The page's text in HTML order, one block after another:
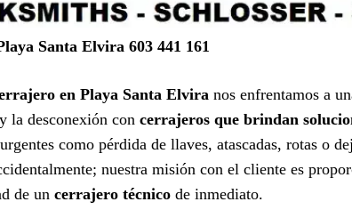
Santa Elvira 603 441 161
en Playa Santa Elvira nos enfrentamos a
la desconexión con cerrajeros que brindan
como pérdida de llaves, atascadas, rotas o
nuestra misión con el cliente es
de un cerrajero técnico de inmediato.